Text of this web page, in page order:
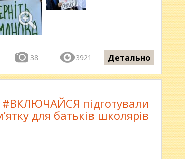
38 3921 Детально
#ВКЛЮЧАЙСЯ підготували
для батьків школярів